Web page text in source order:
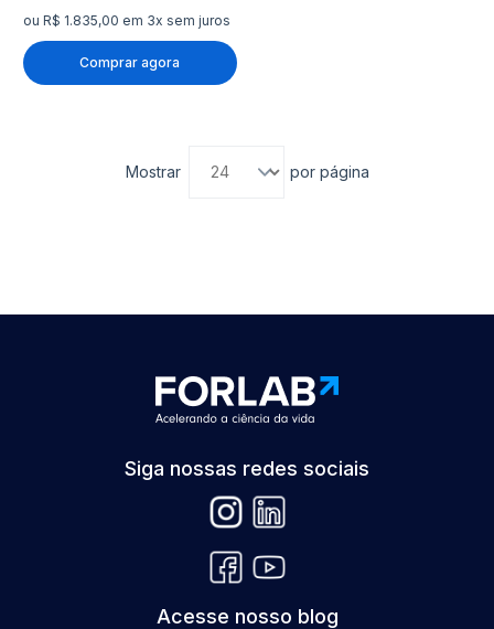
ou R$ 1.835,00 em 3x sem juros
Comprar agora
Mostrar por página
Siga nossas redes sociais
Acesse nosso blog